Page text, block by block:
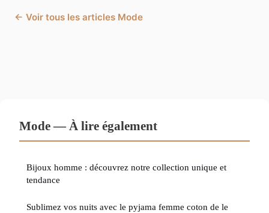
← Voir tous les articles Mode
Mode — À lire également
Bijoux homme : découvrez notre collection unique et
tendance
Sublimez vos nuits avec le pyjama femme coton de le